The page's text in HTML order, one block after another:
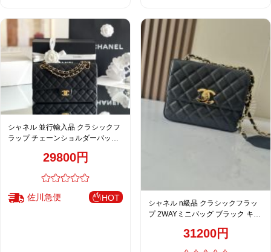
シャネル 並行輸入品 クラシックフ
ラップ チェーンショルダーバッグ
29800円
佐川急便 HOT
シャネル n級品 クラシックフラッ
プ 2WAYミニバッグ ブラック キャ
31200円